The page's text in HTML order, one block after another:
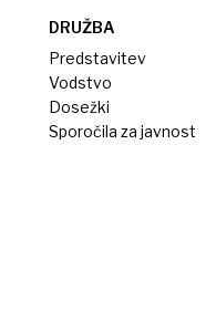
DRUŽBA
Predstavitev
Vodstvo
Dosežki
Sporočila za javnost